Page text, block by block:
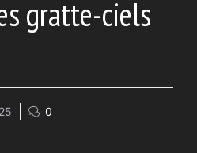
gratte-ciels
0